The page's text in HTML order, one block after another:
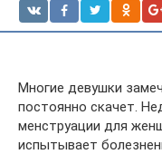
Многие девушки
постоянно скачет.
менструации для
испытывает